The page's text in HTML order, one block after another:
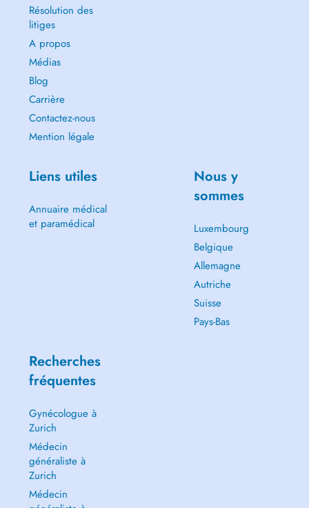
Résolution des
litiges
A propos
Médias
Blog
Carrière
Contactez-nous
Mention légale
Liens utiles
Annuaire médical
et paramédical
Nous y
sommes
Luxembourg
Belgique
Allemagne
Autriche
Suisse
Pays-Bas
Recherches
fréquentes
Gynécologue à
Zurich
Médecin
généraliste à
Zurich
Médecin